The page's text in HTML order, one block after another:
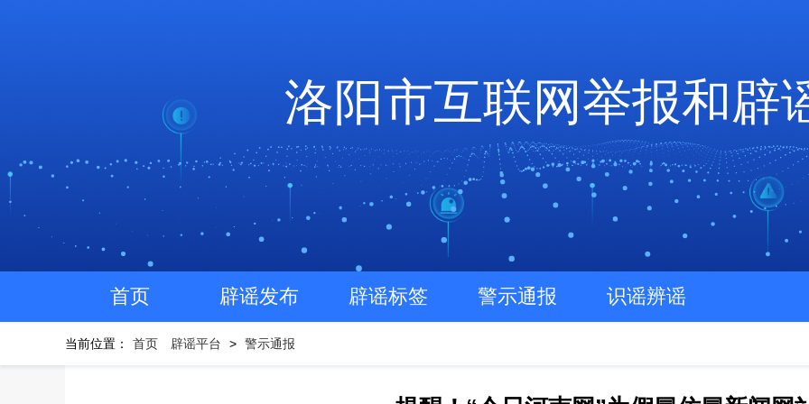
洛阳市互联网举报和辟
首页 辟谣发布 辟谣标签 警示通报 识谣辨谣
当前位置： 首页 辟谣平台 > 警示通报